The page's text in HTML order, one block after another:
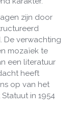
zijn door
De verwachting
mozaïek te
een literatuur
heeft
op van het
in 1954